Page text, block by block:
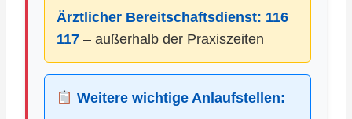
Ärztlicher Bereitschaftsdienst: 116
117 – außerhalb der Praxiszeiten
Weitere wichtige Anlaufstellen: